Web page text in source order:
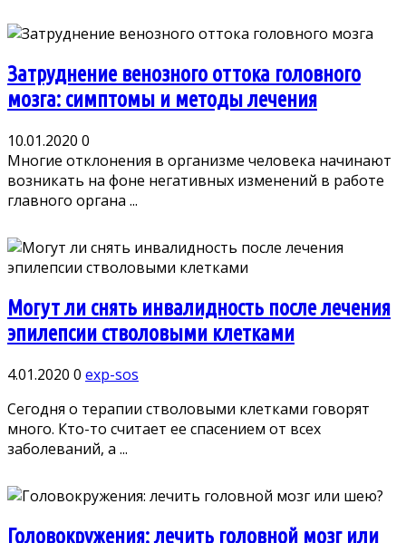
Затруднение венозного оттока головного
мозга: симптомы и методы лечения
10.01.2020 0
Многие отклонения в организме человека начинают
возникать на фоне негативных изменений в работе
главного органа ...
Могут ли снять инвалидность после лечения
эпилепсии стволовыми клетками
4.01.2020 0 exp-sos
Сегодня о терапии стволовыми клетками говорят
много. Кто-то считает ее спасением от всех
заболеваний, а ...
Головокружения: лечить головной мозг или